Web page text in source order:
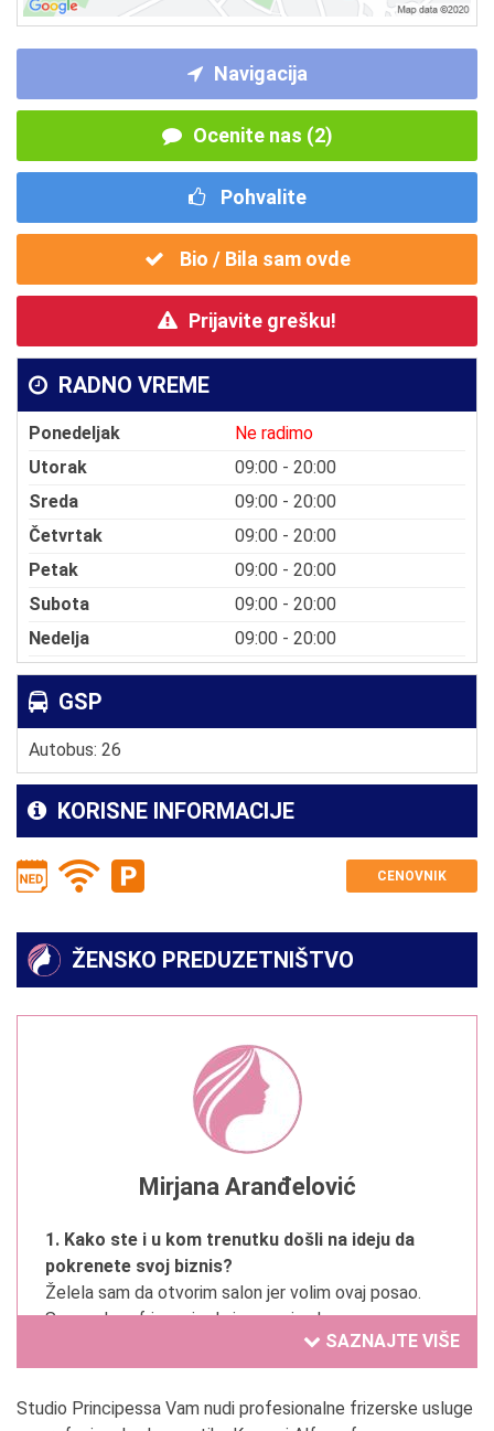
Navigacija
Ocenite nas (2)
Pohvalite
Bio / Bila sam ovde
Prijavite grešku!
RADNO VREME
Ponedeljak
Ne radimo
Utorak
09:00 - 20:00
Sreda
09:00 - 20:00
Četvrtak
09:00 - 20:00
Petak
09:00 - 20:00
Subota
09:00 - 20:00
Nedelja
09:00 - 20:00
GSP
Autobus: 26
KORISNE INFORMACIJE
CENOVNIK
ŽENSKO PREDUZETNIŠTVO
Mirjana Aranđelović
1. Kako ste i u kom trenutku došli na ideju da
pokrenete svoj biznis?
Želela sam da otvorim salon jer volim ovaj posao.
San svakog frizera je da ima svoj salon.
2. Da li ste oduvek želeli da se bavite trenutnom
delatnošću?
Da.
SAZNAJTE VIŠE
Studio Principessa Vam nudi profesionalne frizerske usluge